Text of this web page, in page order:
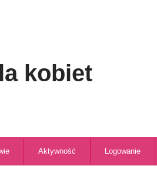
kobiet
Aktywność Logowanie